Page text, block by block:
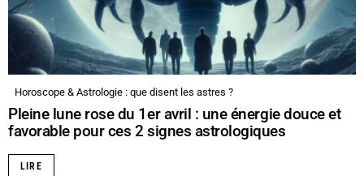
Horoscope & Astrologie : que disent les astres ?
Pleine lune rose du 1er avril : une énergie douce et
favorable pour ces 2 signes astrologiques
LIRE